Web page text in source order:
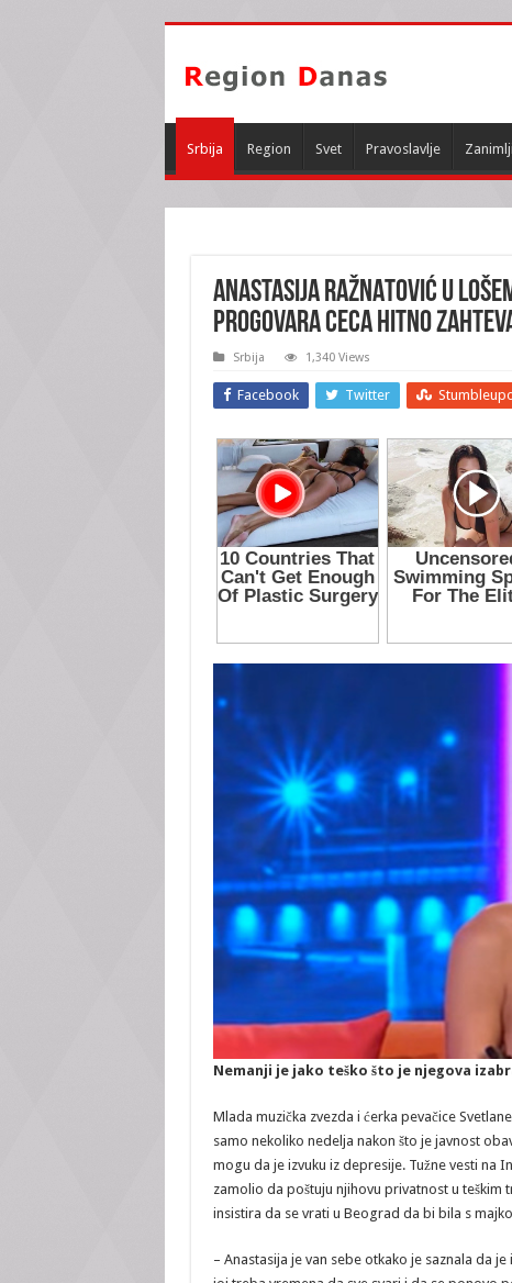
Srbija Region Svet Pravoslavlje
ANASTASIJA RAŽNATOVIĆ U
progovara CECA hitno
Srbija 1,340 Views
Facebook Twitter
Nemanji je jako teško što je njegova
Mlada muzička zvezda i ćerka pevačice
samo nekoliko nedelja nakon što je javnost
mogu da je izvuku iz depresije. Tužne vesti na
zamolio da poštuju njihovu privatnost u teškim
insistira da se vrati u Beograd da bi bila s
– Anastasija je van sebe otkako je saznala da